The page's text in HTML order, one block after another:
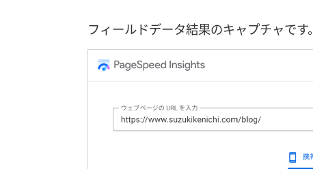
フィールドデータ結果のキャプチャです。